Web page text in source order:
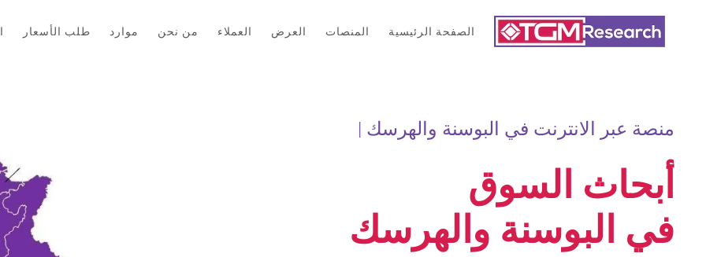
Skip to main content الصفحة الرئيسية المنصات العرض العملاء من نحن موارد طلب الأسعار
منصة عبر الانترنت في البوسنة والهرسك |
أبحاث السوق
في البوسنة والهرسك